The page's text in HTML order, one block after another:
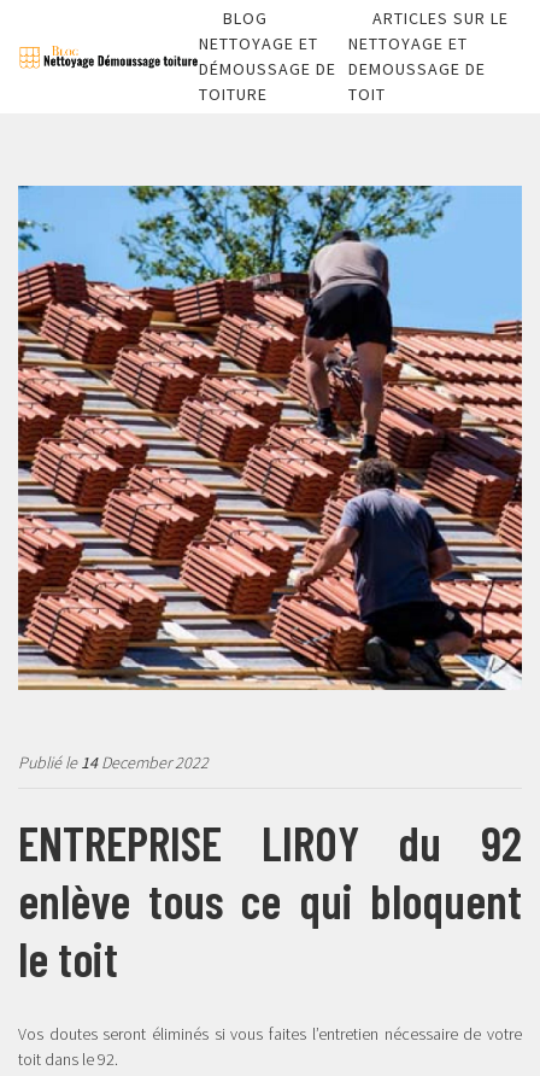
BLOG
NETTOYAGE ET
DÉMOUSSAGE DE
TOITURE
ARTICLES SUR LE
NETTOYAGE ET
DEMOUSSAGE DE
TOIT
Publié le14December 2022
ENTREPRISE LIROY du 92
enlève tous ce qui bloquent
le toit
Vos doutes seront éliminés si vous faites l’entretien nécessaire de votre
toit dans le 92.